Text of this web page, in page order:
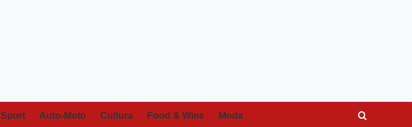
Sport Auto-Moto Cultura Food & Wine Moda